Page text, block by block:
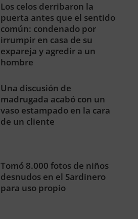
Los celos derribaron la
puerta antes que el sentido
común: condenado por
irrumpir en casa de su
expareja y agredir a un
hombre
Una discusión de
madrugada acabó con un
vaso estampado en la cara
de un cliente
Tomó 8.000 fotos de niños
desnudos en el Sardinero
para uso propio